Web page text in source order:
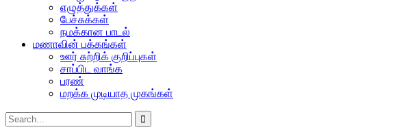
எழுத்துக்கள்
பேச்சுக்கள்
நமக்கான பாடல்
மணாவின் பக்கங்கள்
ஊர் சுற்றிக் குறிப்புகள்
சாப்பிட வாங்க
பரண்
மறக்க முடியாத முகங்கள்